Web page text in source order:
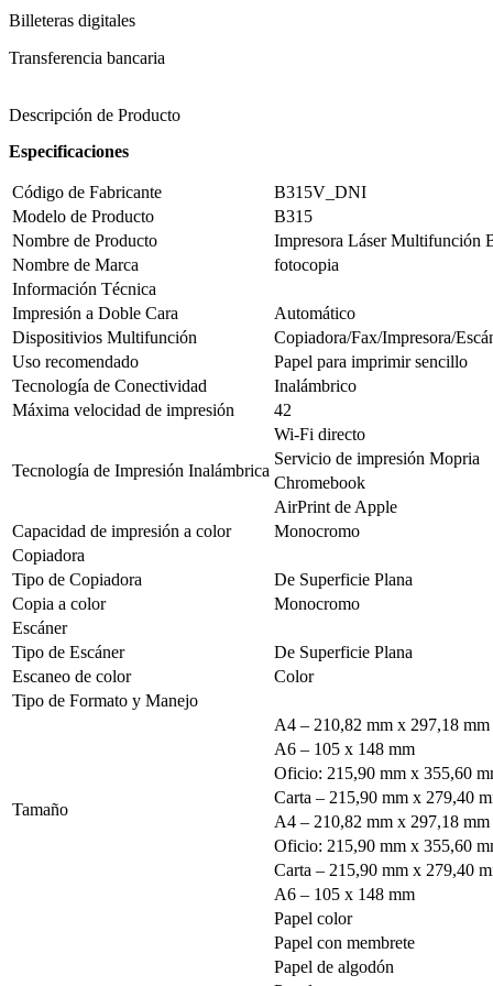
Billeteras digitales
Transferencia bancaria
Descripción de Producto
Especificaciones
Código de Fabricante
B315V_DNI
Modelo de Producto
B315
Nombre de Producto
Impresora Láser Multifunción
Nombre de Marca
fotocopia
Información Técnica
Impresión a Doble Cara
Automático
Dispositivios Multifunción
Copiadora/Fax/Impresora/
Uso recomendado
Papel para imprimir sencillo
Tecnología de Conectividad
Inalámbrico
Máxima velocidad de impresión
42
Tecnología de Impresión Inalámbrica
Wi-Fi directo
Servicio de impresión Mopria
Chromebook
AirPrint de Apple
Capacidad de impresión a color
Monocromo
Copiadora
Tipo de Copiadora
De Superficie Plana
Copia a color
Monocromo
Escáner
Tipo de Escáner
De Superficie Plana
Escaneo de color
Color
Tipo de Formato y Manejo
Tamaño
A4 – 210,82 mm x 297,18 mm
A6 – 105 x 148 mm
Oficio: 215,90 mm x 355,60
Carta – 215,90 mm x 279,40
A4 – 210,82 mm x 297,18 mm
Oficio: 215,90 mm x 355,60
Carta – 215,90 mm x 279,40
A6 – 105 x 148 mm
Papel color
Papel con membrete
Papel de algodón